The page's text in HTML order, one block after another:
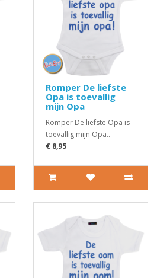
Romper De liefste
Opa is toevallig
mijn Opa
Romper De liefste Opa is
toevallig mijn Opa..
€ 8,95